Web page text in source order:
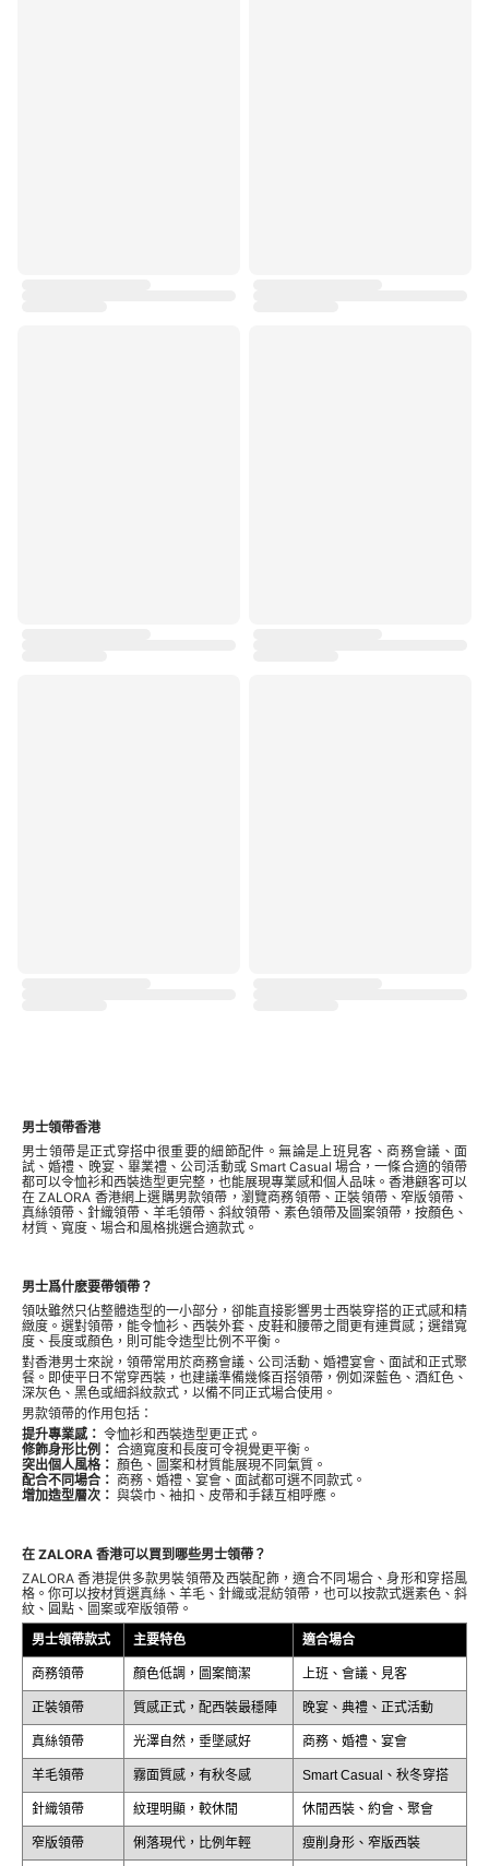
男士領帶香港
男士領帶是正式穿搭中很重要的細節配件。無論是上班見客、商務會議、面
試、婚禮、晚宴、畢業禮、公司活動或 Smart Casual 場合，一條合適的領帶
都可以令恤衫和西裝造型更完整，也能展現專業感和個人品味。香港顧客可以
在 ZALORA 香港網上選購男款領帶，瀏覽商務領帶、正裝領帶、窄版領帶、
真絲領帶、針織領帶、羊毛領帶、斜紋領帶、素色領帶及圖案領帶，按顏色、
材質、寬度、場合和風格挑選合適款式。
男士爲什麽要帶領帶？
領呔雖然只佔整體造型的一小部分，卻能直接影響男士西裝穿搭的正式感和精
緻度。選對領帶，能令恤衫、西裝外套、皮鞋和腰帶之間更有連貫感；選錯寬
度、長度或顏色，則可能令造型比例不平衡。
對香港男士來說，領帶常用於商務會議、公司活動、婚禮宴會、面試和正式聚
餐。即使平日不常穿西裝，也建議準備幾條百搭領帶，例如深藍色、酒紅色、
深灰色、黑色或細斜紋款式，以備不同正式場合使用。
男款領帶的作用包括：
提升專業感： 令恤衫和西裝造型更正式。
修飾身形比例： 合適寬度和長度可令視覺更平衡。
突出個人風格： 顏色、圖案和材質能展現不同氣質。
配合不同場合： 商務、婚禮、宴會、面試都可選不同款式。
增加造型層次： 與袋巾、袖扣、皮帶和手錶互相呼應。
在 ZALORA 香港可以買到哪些男士領帶？
ZALORA 香港提供多款男裝領帶及西裝配飾，適合不同場合、身形和穿搭風
格。你可以按材質選真絲、羊毛、針織或混紡領帶，也可以按款式選素色、斜
紋、圓點、圖案或窄版領帶。
男士領帶款式 主要特色 適合場合
商務領帶 顏色低調，圖案簡潔 上班、會議、見客
正裝領帶 質感正式，配西裝最穩陣 晚宴、典禮、正式活動
真絲領帶 光澤自然，垂墜感好 商務、婚禮、宴會
羊毛領帶 霧面質感，有秋冬感 Smart Casual、秋冬穿搭
針織領帶 紋理明顯，較休閒 休閒西裝、約會、聚會
窄版領帶 俐落現代，比例年輕 瘦削身形、窄版西裝